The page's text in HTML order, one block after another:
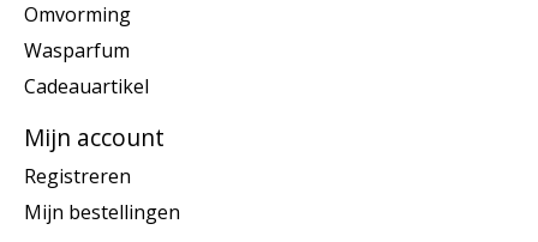
Omvorming
Wasparfum
Cadeauartikel
Mijn account
Registreren
Mijn bestellingen